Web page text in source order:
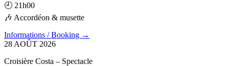
🕘 21h00
🎶 Accordéon & musette
Informations / Booking →
28 AOÛT 2026
Croisière Costa – Spectacle